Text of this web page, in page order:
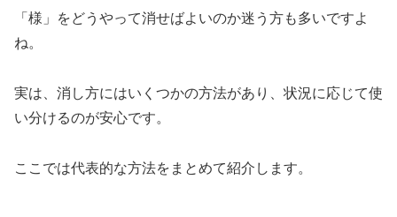
「様」をどうやって消せばよいのか迷う方も多いですよ
ね。
実は、消し方にはいくつかの方法があり、状況に応じて使
い分けるのが安心です。
ここでは代表的な方法をまとめて紹介します。